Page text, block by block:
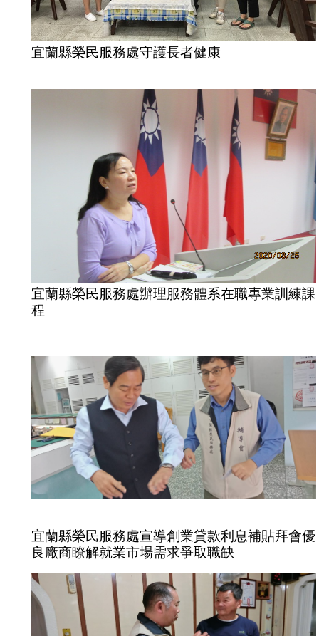
宜蘭縣榮民服務處守護長者健康
宜蘭縣榮民服務處辦理服務體系在職專業訓練課
程
宜蘭縣榮民服務處宣導創業貸款利息補貼拜會優
良廠商瞭解就業市場需求爭取職缺